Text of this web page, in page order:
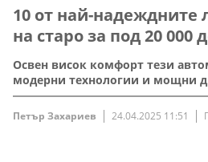
10 от най-надеждните
на старо за под 20 000
Освен висок комфорт тези
модерни технологии и мощни
Петър Захариев 24.04.2025 11:51